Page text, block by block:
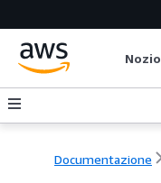
Documentazione